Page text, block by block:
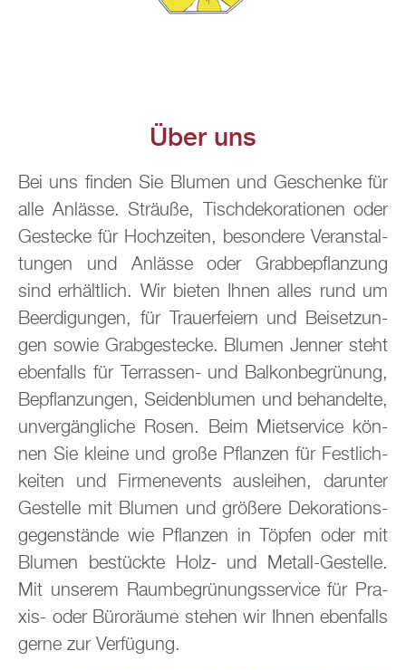
Über uns
Bei uns fin­den Sie Blu­men und Ge­schen­ke für
alle An­läs­se. Sträu­ße, Tisch­de­ko­ra­tio­nen oder
Ge­ste­cke für Hoch­zei­ten, be­son­de­re Ver­an­stal­
tun­gen und An­läs­se oder Grab­bepflan­zung
sind er­hält­lich. Wir bie­ten Ihnen alles rund um
Be­er­di­gun­gen, für Trau­er­fei­ern und Bei­set­zun­
gen sowie Grab­ge­ste­cke. Blu­men Jen­ner steht
eben­falls für Ter­ras­sen- und Bal­kon­be­grü­nung,
Be­pflan­zun­gen, Sei­den­blu­men und be­han­del­te,
un­ver­gäng­li­che Rosen. Beim Miet­ser­vice kön­
nen Sie klei­ne und große Pflan­zen für Fest­lich­
kei­ten und Fir­men­e­vents aus­lei­hen, dar­un­ter
Ge­stel­le mit Blu­men und grö­ße­re De­ko­ra­ti­ons­
ge­gen­stän­de wie Pflan­zen in Töp­fen oder mit
Blu­men be­stück­te Holz- und Me­tall-Ge­stel­le.
Mit un­se­rem Raum­be­grü­nungs­ser­vice für Pra­
xis- oder Bü­ro­räu­me ste­hen wir Ihnen eben­falls
gerne zur Ver­fü­gung.